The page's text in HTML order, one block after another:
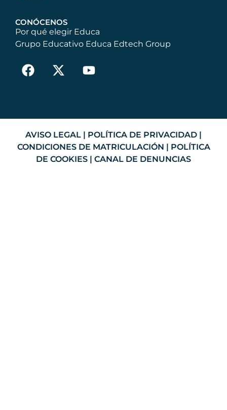
CONÓCENOS
Por qué elegir Educa
Grupo Educativo Educa Edtech Group
AVISO LEGAL | POLÍTICA DE PRIVACIDAD |
CONDICIONES DE MATRICULACIÓN | POLÍTICA
DE COOKIES | CANAL DE DENUNCIAS